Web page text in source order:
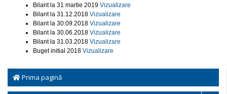
Prima pagină
Bilant la 31 martie 2019 Vizualizare
Bilant la 31.12.2018 Vizualizare
Bilant la 30.09.2018 Vizualizare
Bilant la 30.06.2018 Vizualizare
Bilant la 31.03.2018 Vizualizare
Buget initial 2018 Vizualizare